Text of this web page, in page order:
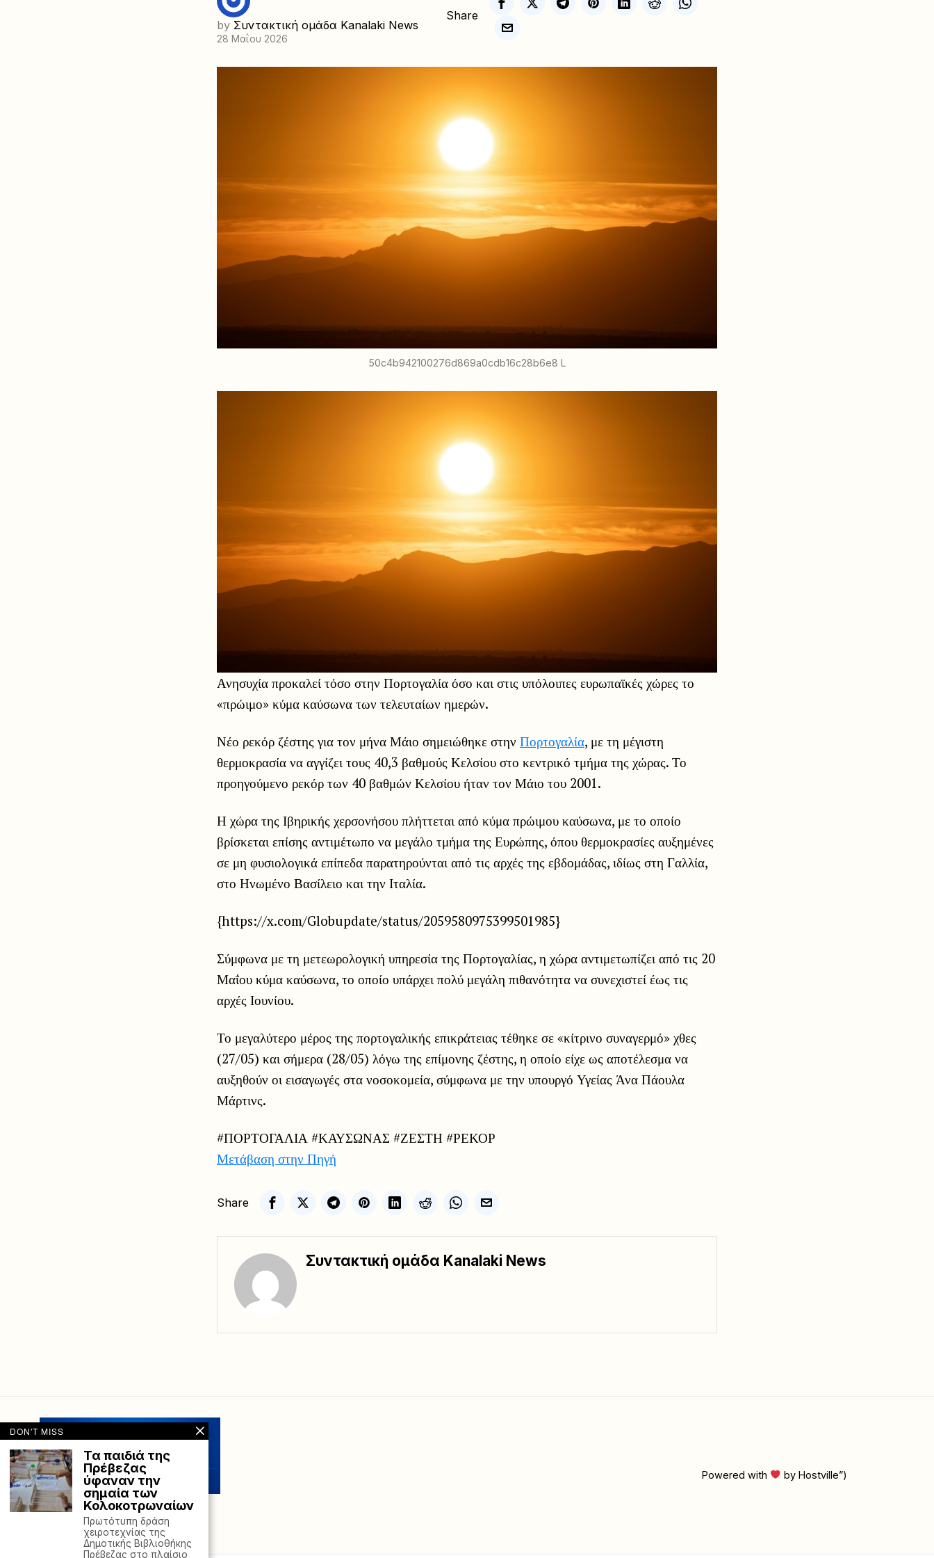
by Συντακτική ομάδα Kanalaki News
28 Μαΐου 2026
Share
50c4b942100276d869a0cdb16c28b6e8 L
Ανησυχία προκαλεί τόσο στην Πορτογαλία όσο και στις υπόλοιπες ευρωπαϊκές χώρες το
«πρώιμο» κύμα καύσωνα των τελευταίων ημερών.
Νέο ρεκόρ ζέστης για τον μήνα Μάιο σημειώθηκε στην Πορτογαλία, με τη μέγιστη
θερμοκρασία να αγγίζει τους 40,3 βαθμούς Κελσίου στο κεντρικό τμήμα της χώρας. Το
προηγούμενο ρεκόρ των 40 βαθμών Κελσίου ήταν τον Μάιο του 2001.
Η χώρα της Ιβηρικής χερσονήσου πλήττεται από κύμα πρώιμου καύσωνα, με το οποίο
βρίσκεται επίσης αντιμέτωπο να μεγάλο τμήμα της Ευρώπης, όπου θερμοκρασίες αυξημένες
σε μη φυσιολογικά επίπεδα παρατηρούνται από τις αρχές της εβδομάδας, ιδίως στη Γαλλία,
στο Ηνωμένο Βασίλειο και την Ιταλία.
{https://x.com/Globupdate/status/2059580975399501985}
Σύμφωνα με τη μετεωρολογική υπηρεσία της Πορτογαλίας, η χώρα αντιμετωπίζει από τις 20
Μαΐου κύμα καύσωνα, το οποίο υπάρχει πολύ μεγάλη πιθανότητα να συνεχιστεί έως τις
αρχές Ιουνίου.
Το μεγαλύτερο μέρος της πορτογαλικής επικράτειας τέθηκε σε «κίτρινο συναγερμό» χθες
(27/05) και σήμερα (28/05) λόγω της επίμονης ζέστης, η οποίο είχε ως αποτέλεσμα να
αυξηθούν οι εισαγωγές στα νοσοκομεία, σύμφωνα με την υπουργό Υγείας Άνα Πάουλα
Μάρτινς.
#ΠΟΡΤΟΓΑΛΙΑ #ΚΑΥΣΩΝΑΣ #ΖΕΣΤΗ #ΡΕΚΟΡ
Μετάβαση στην Πηγή
Share
Συντακτική ομάδα Kanalaki News
Powered with by Hostville”)
DON'T MISS
Τα παιδιά της
Πρέβεζας
ύφαναν την
σημαία των
Κολοκοτρωναίων
Πρωτότυπη δράση
χειροτεχνίας της
Δημοτικής Βιβλιοθήκης
Πρέβεζας στο πλαίσιο